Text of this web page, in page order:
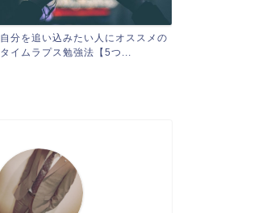
自分を追い込みたい人にオススメの
タイムラプス勉強法【5つ...